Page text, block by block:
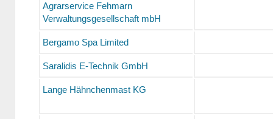
Agrarservice Fehmarn
Verwaltungsgesellschaft mbH
Bergamo Spa Limited
Saralidis E-Technik GmbH
Lange Hähnchenmast KG